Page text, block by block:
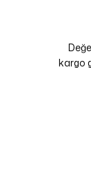
kargo